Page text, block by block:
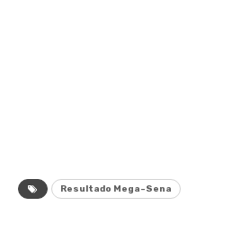
Resultado Mega-Sena